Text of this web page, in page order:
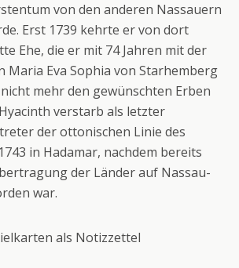
von den anderen Nassauern
Erst 1739 kehrte er von dort
Ehe, die er mit 74 Jahren mit der
Maria Eva Sophia von Starhemberg
mehr den gewünschten Erben
verstarb als letzter
der ottonischen Linie des
in Hadamar, nachdem bereits
der Länder auf Nassau-
war.